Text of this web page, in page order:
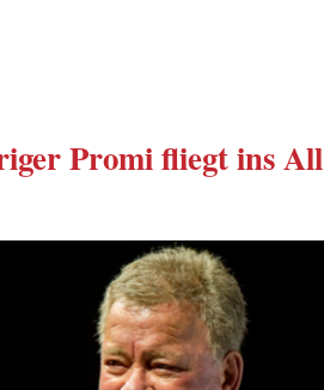
Promifliegt ins All